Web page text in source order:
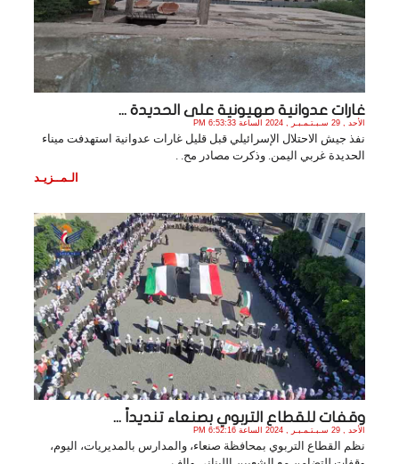
غارات عدوانية صهيونية على الحديدة ...
الأحد , 29 سـبـتـمـبـر , 2024 الساعة 6:53:33 PM
نفذ جيش الاحتلال الإسرائيلي قبل قليل غارات عدوانية استهدفت ميناء
الحديدة غربي اليمن. وذكرت مصادر مح. .
الـمــزيـد
وقفات للقطاع التربوي بصنعاء تنديداً ...
الأحد , 29 سـبـتـمـبـر , 2024 الساعة 6:52:16 PM
نظم القطاع التربوي بمحافظة صنعاء، والمدارس بالمديريات، اليوم،